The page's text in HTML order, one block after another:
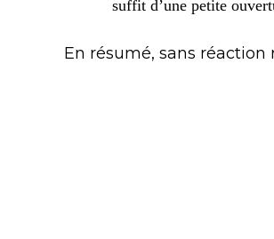
suffit d’une petite
En résumé, sans